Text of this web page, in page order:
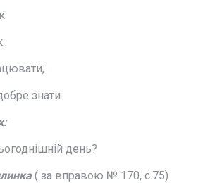
знати.
день?
( за вправою № 170, с.75)